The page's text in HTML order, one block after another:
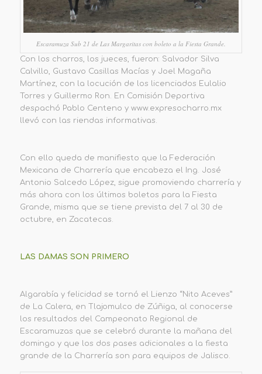
Escaramuza Sub 21 de Las Margaritas con boleto a la Fiesta Grande.
Con los charros, los jueces, fueron: Salvador Silva
Calvillo, Gustavo Casillas Macías y Joel Magaña
Martínez, con la locución de los licenciados Eulalio
Torres y Guillermo Ron. En Comisión Deportiva
despachó Pablo Centeno y www.expresocharro.mx
llevó con las riendas informativas.
Con ello queda de manifiesto que la Federación
Mexicana de Charrería que encabeza el Ing. José
Antonio Salcedo López, sigue promoviendo charrería y
más ahora con los últimos boletos para la Fiesta
Grande, misma que se tiene prevista del 7 al 30 de
octubre, en Zacatecas.
LAS DAMAS SON PRIMERO
Algarabía y felicidad se tornó el Lienzo “Nito Aceves”
de La Calera, en Tlajomulco de Zúñiga, al conocerse
los resultados del Campeonato Regional de
Escaramuzas que se celebró durante la mañana del
domingo y que los dos pases adicionales a la fiesta
grande de la Charrería son para equipos de Jalisco.